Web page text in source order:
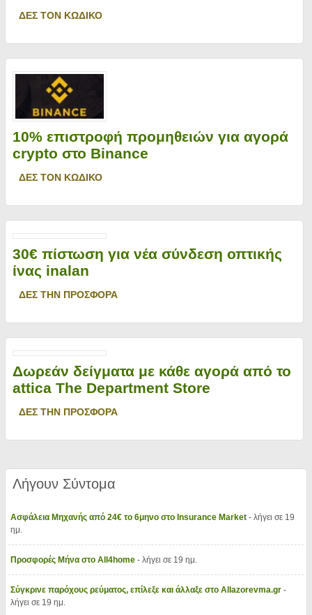
ΔΕΣ ΤΟΝ ΚΩΔΙΚΟ
10% επιστροφή προμηθειών για αγορά
crypto στο Binance
ΔΕΣ ΤΟΝ ΚΩΔΙΚΟ
30€ πίστωση για νέα σύνδεση οπτικής
ίνας inalan
ΔΕΣ ΤΗΝ ΠΡΟΣΦΟΡΑ
Δωρεάν δείγματα με κάθε αγορά από το
attica The Department Store
ΔΕΣ ΤΗΝ ΠΡΟΣΦΟΡΑ
Λήγουν Σύντομα
Ασφάλεια Μηχανής από 24€ το 6μηνο στο Insurance Market - λήγει σε 19
ημ.
Προσφορές Μήνα στο All4home - λήγει σε 19 ημ.
Σύγκρινε παρόχους ρεύματος, επίλεξε και άλλαξε στο Allazorevma.gr -
λήγει σε 19 ημ.